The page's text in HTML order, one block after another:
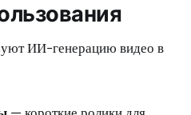
ИИ-генерацию видео в